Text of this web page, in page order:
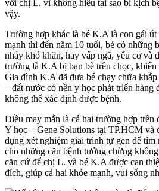
với chị L. vì không hiểu tại sao bi kịch
vậy.
Trường hợp khác là bé K.A là con gái
mạnh thì đến năm 10 tuổi, bé có những
nhảy khó khăn, hay vấp ngã, yếu cơ và
trường là K.A bị bạn bè trêu chọc, khiến
Gia đình K.A đã đưa bé chạy chữa
– đất nước có nền y học phát triển hàng
không thể xác định được bệnh.
Điều may mắn là cả hai trường hợp trên
Y học – Gene Solutions tại TP.HCM và
dụng xét nghiệm giải trình tự gen để tìm
cho những căn bệnh tưởng chừng
căn cứ để chị L. và bé K.A được can
đích, giúp cả hai khỏe mạnh, vui sống